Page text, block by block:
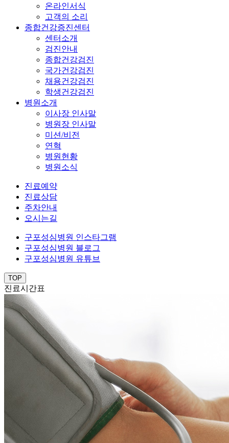
온라인서식
고객의 소리
종합건강증진센터
센터소개
검진안내
종합건강검진
국가건강검진
채용건강검진
학생건강검진
병원소개
이사장 인사말
병원장 인사말
미션/비전
연혁
병원현황
병원소식
진료예약
진료상담
주차안내
오시는길
구포성심병원 인스타그램
구포성심병원 블로그
구포성심병원 유튜브
TOP
진료시간표